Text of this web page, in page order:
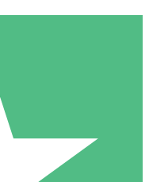
Individuali
Nessun impegno